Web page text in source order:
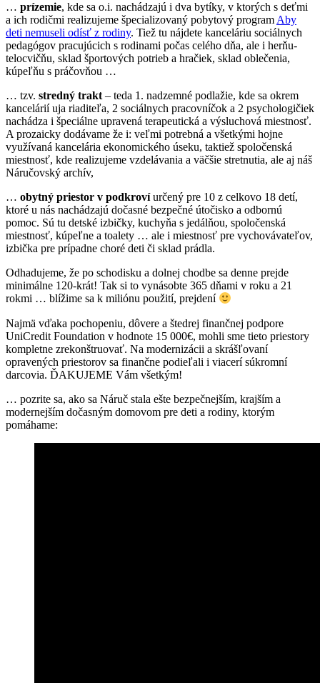
… prízemie, kde sa o.i. nachádzajú i dva bytíky, v ktorých s deťmi
a ich rodičmi realizujeme špecializovaný pobytový programAby
deti nemuseli odísť z rodiny. Tiež tu nájdete kanceláriu sociálnych
pedagógov pracujúcich s rodinami počas celého dňa, ale i herňu-
telocvičňu, sklad športových potrieb a hračiek, sklad oblečenia,
kúpeľňu s práčovňou …
… tzv. stredný trakt– teda 1. nadzemné podlažie, kde sa okrem
kancelárií uja riaditeľa, 2 sociálnych pracovníčok a 2 psychologičiek
nachádza i špeciálne upravená terapeutická a výsluchová miestnosť.
A prozaicky dodávame že i: veľmi potrebná a všetkými hojne
využívaná kancelária ekonomického úseku, taktiež spoločenská
miestnosť, kde realizujeme vzdelávania a väčšie stretnutia, ale aj náš
Náručovský archív,
… obytný priestor v podkrovíurčený pre 10 z celkovo 18 detí,
ktoré u nás nachádzajú dočasné bezpečné útočisko a odbornú
pomoc. Sú tu detské izbičky, kuchyňa s jedálňou, spoločenská
miestnosť, kúpeľne a toalety … ale i miestnosť pre vychovávateľov,
izbička pre prípadne choré deti či sklad prádla.
Odhadujeme, že po schodisku a dolnej chodbe sa denne prejde
minimálne 120-krát! Tak si to vynásobte 365 dňami v roku a 21
rokmi … blížime sa k miliónu použití, prejdení
Najmä vďaka pochopeniu, dôvere a štedrej finančnej podpore
UniCredit Foundation v hodnote 15 000€, mohli sme tieto priestory
kompletne zrekonštruovať. Na modernizácii a skrášľovaní
opravených priestorov sa finančne podieľali i viacerí súkromní
darcovia. ĎAKUJEME Vám všetkým!
… pozrite sa, ako sa Náruč stala ešte bezpečnejším, krajším a
modernejším dočasným domovom pre deti a rodiny, ktorým
pomáhame: